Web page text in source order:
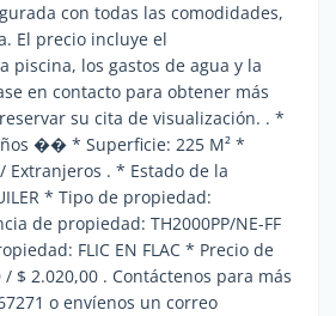
con todas las comodidades,
El precio incluye el
piscina, los gastos de agua y la
en contacto para obtener más
su cita de visualización. . *
�� * Superficie: 225 M² *
Extranjeros . * Estado de la
* Tipo de propiedad:
de propiedad: TH2000PP/NE-FF
FLIC EN FLAC * Precio de
/ $ 2.020,00 . Contáctenos para más
o envíenos un correo